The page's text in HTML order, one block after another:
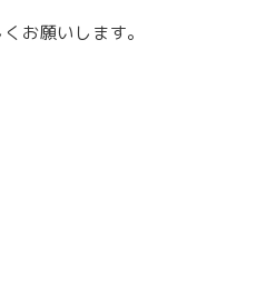
お願いします。